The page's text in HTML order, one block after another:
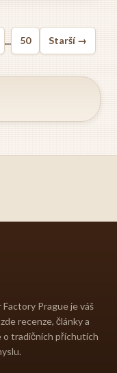
... 50 Starší →
Prague je váš
recenze, články a
o tradičních příchutích